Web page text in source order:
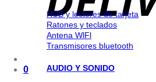
0
HUB y lectores de tarjeta
Ratones y teclados
Antena WlFl
Transmisores bluetooth
AUDIO Y SONIDO